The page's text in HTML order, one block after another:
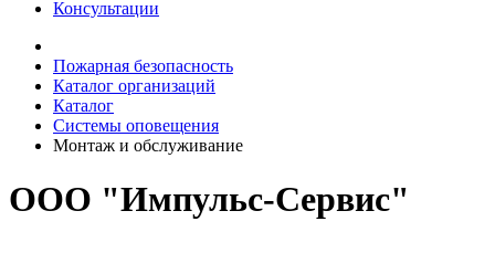
Консультации
Пожарная безопасность
Каталог организаций
Каталог
Системы оповещения
Монтаж и обслуживание
ООО "Импульс-Сервис"